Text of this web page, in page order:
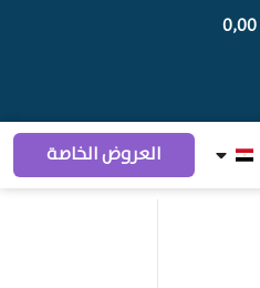
0,00
العروض الخاصة